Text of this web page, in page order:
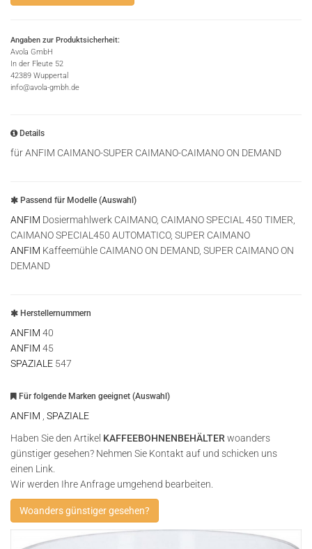
Angaben zur Produktsicherheit:
Avola GmbH
In der Fleute 52
42389 Wuppertal
info@avola-gmbh.de
Details
für ANFIM CAIMANO-SUPER CAIMANO-CAIMANO ON DEMAND
Passend für Modelle (Auswahl)
ANFIM Dosiermahlwerk CAIMANO, CAIMANO SPECIAL 450 TIMER,
CAIMANO SPECIAL450 AUTOMATICO, SUPER CAIMANO
ANFIM Kaffeemühle CAIMANO ON DEMAND, SUPER CAIMANO ON
DEMAND
Herstellernummern
ANFIM 40
ANFIM 45
SPAZIALE 547
Für folgende Marken geeignet (Auswahl)
ANFIM
SPAZIALE
Haben Sie den Artikel KAFFEEBOHNENBEHÄLTER woanders
günstiger gesehen? Nehmen Sie Kontakt auf und schicken uns
einen Link.
Wir werden Ihre Anfrage umgehend bearbeiten.
Woanders günstiger gesehen?